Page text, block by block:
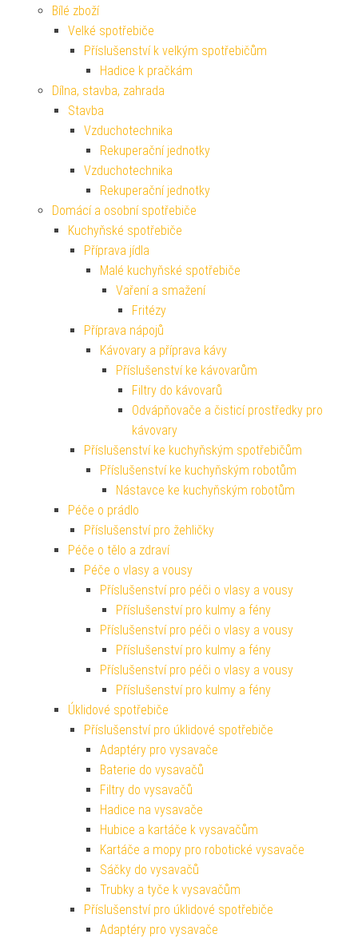
Bílé zboží
Velké spotřebiče
Příslušenství k velkým spotřebičům
Hadice k pračkám
Dílna, stavba, zahrada
Stavba
Vzduchotechnika
Rekuperační jednotky
Vzduchotechnika
Rekuperační jednotky
Domácí a osobní spotřebiče
Kuchyňské spotřebiče
Příprava jídla
Malé kuchyňské spotřebiče
Vaření a smažení
Fritézy
Příprava nápojů
Kávovary a příprava kávy
Příslušenství ke kávovarům
Filtry do kávovarů
Odvápňovače a čisticí prostředky pro
kávovary
Příslušenství ke kuchyňským spotřebičům
Příslušenství ke kuchyňským robotům
Nástavce ke kuchyňským robotům
Péče o prádlo
Příslušenství pro žehličky
Péče o tělo a zdraví
Péče o vlasy a vousy
Příslušenství pro péči o vlasy a vousy
Příslušenství pro kulmy a fény
Příslušenství pro péči o vlasy a vousy
Příslušenství pro kulmy a fény
Příslušenství pro péči o vlasy a vousy
Příslušenství pro kulmy a fény
Úklidové spotřebiče
Příslušenství pro úklidové spotřebiče
Adaptéry pro vysavače
Baterie do vysavačů
Filtry do vysavačů
Hadice na vysavače
Hubice a kartáče k vysavačům
Kartáče a mopy pro robotické vysavače
Sáčky do vysavačů
Trubky a tyče k vysavačům
Příslušenství pro úklidové spotřebiče
Adaptéry pro vysavače